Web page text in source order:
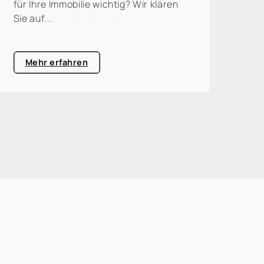
für Ihre Immobilie wichtig? Wir klären
Sie auf...
Mehr erfahren